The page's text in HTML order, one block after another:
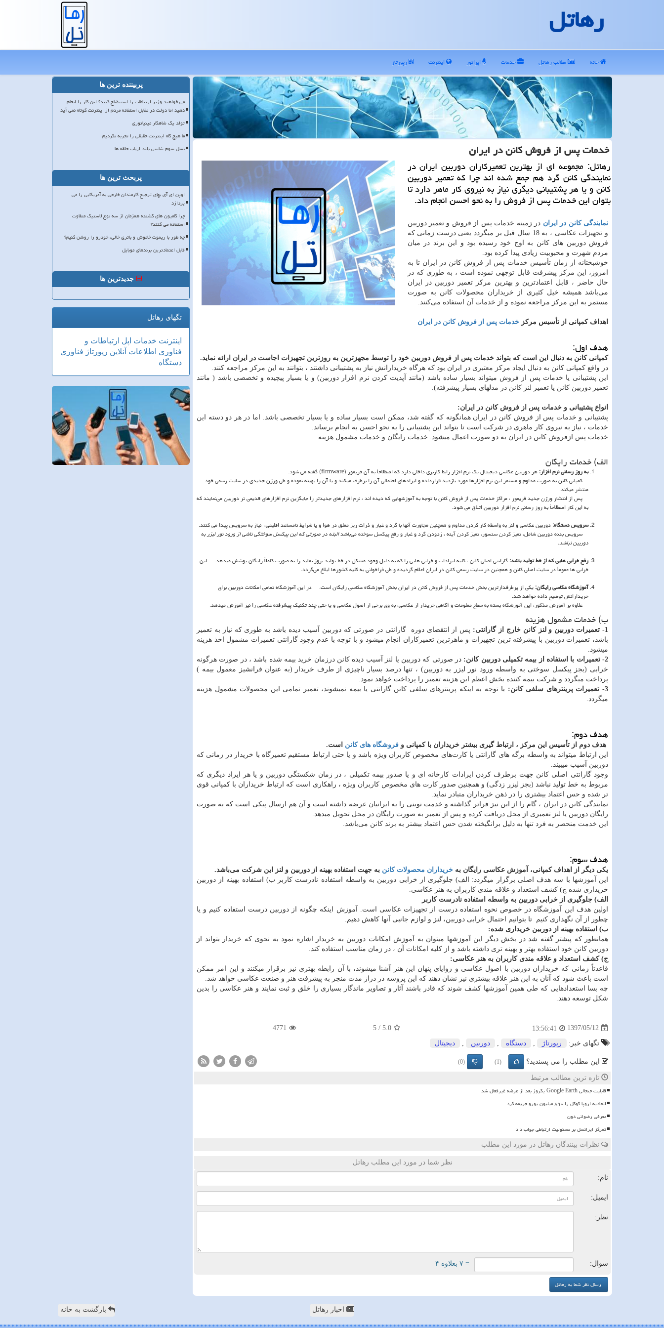
رهاتل
خانه مطالب رهاتل خدمات اپراتور اینترنت رپورتاژ
خدمات پس از فروش كانن در ایران
رهاتل: مجموعه ای از بهترین تعمیركاران دوربین ایران در
نمایندگی كانن گرد هم جمع شده اند چرا كه تعمیر دوربین
كانن و یا هر پشتیبانی دیگری نیاز به نیروی كار ماهر دارد تا
بتوان این خدمات پس از فروش را به نحو احسن انجام داد.
نمایندگی کانن در ایران در زمینه خدمات پس از فروش و تعمیر دوربین
و تجهیزات عکاسی ، به 18 سال قبل بر میگردد یعنی درست زمانی که
فروش دوربین های کانن به اوج خود رسیده بود و این برند در میان
مردم شهرت و محبوبیت زیادی پیدا کرده بود.
خوشبختانه از زمان تأسیس خدمات پس از فروش کانن در ایران تا به
امروز، این مرکز پیشرفت قابل توجهی نموده است ، به طوری که در
حال حاضر ، قابل اعتمادترین و بهترین مرکز تعمیر دوربین در ایران
می‌باشد همیشه خیل کثیری از خریداران محصولات کانن به صورت
مستمر به این مرکز مراجعه نموده و از خدمات آن استفاده می‌کنند.
اهداف کمپانی از تأسیس مرکز خدمات پس از فروش کانن در ایران
هدف اول:
کمپانی کانن به دنبال این است که بتواند خدمات پس از فروش دوربین خود را توسط مجهزترین به روزترین تجهیزات اجاست در ایران ارائه نماید.
در واقع کمپانی کانن به دنبال ایجاد مرکز معتبری در ایران بود که هرگاه خریدارانش نیاز به پشتیبانی داشتند ، بتوانند به این مرکز مراجعه کنند.
این پشتیبانی یا خدمات پس از فروش میتواند بسیار ساده باشد (مانند آپدیت کردن نرم افزار دوربین) و یا بسیار پیچیده و تخصصی باشد ( مانند
تعمیر دوربین کانن یا تعمیر لنز کانن در مدلهای بسیار پیشرفته).
انواع پشتیبانی و خدمات پس از فروش کانن در ایران:
پشتیبانی و خدمات پس از فروش کانن در ایران همانگونه که گفته شد، ممکن است بسیار ساده و یا بسیار تخصصی باشد. اما در هر دو دسته این
خدمات ، نیاز به نیروی کار ماهری در شرکت است تا بتواند این پشتیبانی را به نحو احسن به انجام برساند.
خدمات پس ازفروش کانن در ایران به دو صورت اعمال میشود: خدمات رایگان و خدمات مشمول هزینه
الف) خدمات رایگان
به روز رسانی نرم افزار: هر دوربین عکاسی دیجیتال یک نرم افزار رابط کاربری داخلی دارد که اصطلاحاَ به آن فریمور (firmware) گفته می شود.
کمپانی کانن به صورت مداوم و مستمر این نرم افزارها مورد بازدید قرارداده و ایرادهای احتمالی آن را برطرف میکند و یا آن را بهینه نموده و طی ورژن جدیدی در سایت رسمی خود
منتشر میکند.
پس از انتشار ورژن جدید فریمور ، مراکز خدمات پس از فروش کانن با توجه به آموزشهایی که دیده اند ، نرم افزارهای جدیدتر را جایگزین نرم افزارهای قدیمی تر دوربین می‌نمایند که
به این کار اصطلاحاً به روز رسانی نرم افزار دوربین اتلاق می شود.
سرویس دستگاه:دوربین عکاسی و لنز به واسطه کار کردن مداوم و همچنین مجاورت آنها با گرد و غبار و ذرات ریز معلق در هوا و یا شرایط نامساعد اقلیمی، نیاز به سرویس پیدا می کنند.
سرویس بدنه دوربین شامل، تمیز کردن سنسور، تمیز کردن آینه ، زدودن گرد و غبار و رفع پیکسل سوخته می‌باشدالبته در صورتی که این پیکسل سوختگی ناشی از ورود نور لیزر به
دوربین نباشد.
رفع خرابی هایی که از خط تولید باشد:گارانتی اصلی کانن ، کلیه ایرادات و خرابی هایی را که به دلیل وجود مشکل در خط تولید بروز نماید را به صورت کاملاً رایگان پوشش میدهد. این
خرابی ها عموماً در سایت اصلی کانن و همچنین در سایت رسمی کانن در ایران اعلام گردیده و طی فراخوانی به کلیه کشورها ابلاغ می‌گردد.
آموزشگاه عکاسی رایگان:یکی از پرطرفدارترین بخش خدمات پس از فروش کانن در ایران بخش آموزشگاه عکاسی رایگان است. در این آموزشگاه تمامی امکانات دوربین برای
خریدارانش توضیح داده خواهد شد.
علاوه بر آموزش مذکور، این آموزشگاه بسته به سطح معلومات و آگاهی خریدار از عکاسی، به وی برخی از اصول عکاسی و یا حتی چند تکنیک پیشرفته عکاسی را نیز آموزش میدهد.
ب) خدمات مشمول هزینه
1- تعمیرات دوربین و لنز کانن خارج از گارانتی:
پس از انتقضای دوره گارانتی در صورتی که دوربین آسیب دیده باشد به طوری که نیاز به تعمیر
باشد، تعمیرات دوربین با پیشرفته ترین تجهیزات و ماهرترین تعمیرکاران انجام میشود و با توجه با عدم وجود گارانتی تعمیرات مشمول اخذ هزینه
میشود.
2- تعمیرات با استفاده از بیمه تکمیلی دوربین کانن:
در صورتی که دوربین یا لنز آسیب دیده کانن درزمان خرید بیمه شده باشد ، در صورت هرگونه
خرابی (بجز پیکسل سوختی به واسطه ورود نور لیزر به دوربین) ، تنها درصد بسیار ناچیزی از طرف خریدار (به عنوان فرانشیز معمول بیمه )
پرداخت میگردد و شرکت بیمه کننده بخش اعظم این هزینه تعمیر را پرداخت خواهد نمود.
3- تعمیرات پرینترهای سلفی کانن:
با توجه به اینکه پرینترهای سلفی کانن گارانتی یا بیمه نمیشوند، تعمیر تمامی این محصولات مشمول هزینه
میگردد.
هدف دوم:
هدف دوم از تأسیس این مرکز ، ارتباط گیری بیشتر خریداران با کمپانی و فروشگاه های کانن است.
این ارتباط میتواند به واسطه برگه های گارانتی یا کارت‌های مخصوص کاربران ویژه باشد و یا حتی ارتباط مستقیم تعمیرگاه با خریدار در زمانی که
دوربین آسیب میبیند.
وجود گارانتی اصلی کانن جهت برطرف کردن ایرادات کارخانه ای و یا صدور بیمه تکمیلی ، در زمان شکستگی دوربین و یا هر ایراد دیگری که
مربوط به خط تولید نباشد (بجز لیزر زدگی) و همچنین صدور کارت های مخصوص کاربران ویژه ، راهکاری است که ارتباط خریداران با کمپانی قوی
تر شده و حس اعتماد بیشتری را در ذهن خریداران متبادر نماید.
نمایندگی کانن در ایران ، گام را از این نیز فراتر گذاشته و خدمت نوینی را به ایرانیان عرضه داشته است و آن هم ارسال پیکی است که به صورت
رایگان دوربین یا لنز تعمیری از محل دریافت کرده و پس از تعمیر به صورت رایگان در محل تحویل میدهد.
این خدمت منحصر به فرد تنها به دلیل برانگیخته شدن حس اعتماد بیشتر به برند کانن می‌باشد.
هدف سوم:
یکی دیگر از اهداف کمپانی، آموزش عکاسی رایگان به خریداران محصولات کانن به جهت استفاده بهینه از دوربین و لنز این شرکت می‌باشد.
این آموزشها با سه هدف اصلی برگزار میگردد: الف) جلوگیری از خرابی دوربین به واسطه استفاده نادرست کاربر ب) استفاده بهینه از دوربین
خریداری شده ج) کشف استعداد و علاقه مندی کاربران به هنر عکاسی.
الف) جلوگیری از خرابی دوربین به واسطه استفاده نادرست کاربر
اولین هدف این آموزشگاه در خصوص نحوه استفاده درست از تجهیزات عکاسی است. آموزش اینکه چگونه از دوربین درست استفاده کنیم و یا
چطور از آن نگهداری کنیم تا بتوانیم احتمال خرابی دوربین، لنز و لوازم جانبی آنها کاهش دهیم.
ب) استفاده بهینه از دوربین خریداری شده:
همانطور که پیشتر گفته شد در بخش دیگر این آموزشها میتوان به آموزش امکانات دوربین به خریدار اشاره نمود به نحوی که خریدار بتواند از
دوربین کانن خود استفاده بهتر و بهینه تری داشته باشد و از کلیه امکانات آن ، در زمان مناسب استفاده کند.
ج) کشف استعداد و علاقه مندی کاربران به هنر عکاسی:
قاعدتاً زمانی که خریداران دوربین با اصول عکاسی و زوایای پنهان این هنر آشنا میشوند، با آن رابطه بهتری نیز برقرار میکنند و این امر ممکن
است باعث شود که آنان به این هنر علاقه بیشتری نیز نشان دهند که این پروسه در دراز مدت منجر به پیشرفت هنر و صنعت عکاسی خواهد شد.
چه بسا استعدادهایی که طی همین آموزشها کشف شوند که قادر باشند آثار و تصاویر ماندگار بسیاری را خلق و ثبت نمایند و هنر عکاسی را بدین
شکل توسعه دهند.
1397/05/12
13:56:41
5.0
/
5
4771
تگهای خبر: رپورتاژ دستگاه دوربین دیجیتال
این مطلب را می پسندید؟ (1)
(0)
تازه ترین مطالب مرتبط
قابلیت جنجالی Google Earth یکروز بعد از عرضه غیرفعال شد
اتحادیه اروپا گوگل را ۸۹۰ میلیون یورو جریمه کرد
معرفی رضوانی دون
تمرکز ایرانسل بر مسئولیت ارتباطی جواب داد
نظرات بینندگان رهاتل در مورد این مطلب
نظر شما در مورد این مطلب رهاتل
نام:
ایمیل:
نظر:
سوال: = ۷ بعلاوه ۴
پربیننده ترین ها
می خواهید وزیر ارتباطات را استیضاح کنید؟ این کار را انجام
دهید اما دولت در مقابل استفاده مردم از اینترنت کوتاه نمی آید
تولد یک شاهکار مینیاتوری
ما هیچ گاه اینترنت حقیقی را تجربه نکردیم
نسل سوم شاسی بلند ارباب حلقه ها
پربحث ترین ها
اوپن ای آی بهای ترجیح کارمندان خارجی به آمریکایی را می
پردازد
چرا کامیون های کشنده همزمان از سه نوع لاستیک متفاوت
استفاده می کنند؟
چه طور با ریموت خاموش و باتری خالی، خودرو را روشن کنیم؟
قابل اعتمادترین برندهای موبایل
جدیدترین ها
تگهای رهاتل
اینترنت خدمات اپل ارتباطات و
فناوری اطلاعات آنلاین رپورتاژ فناوری
دستگاه
اخبار رهاتل بازگشت به خانه